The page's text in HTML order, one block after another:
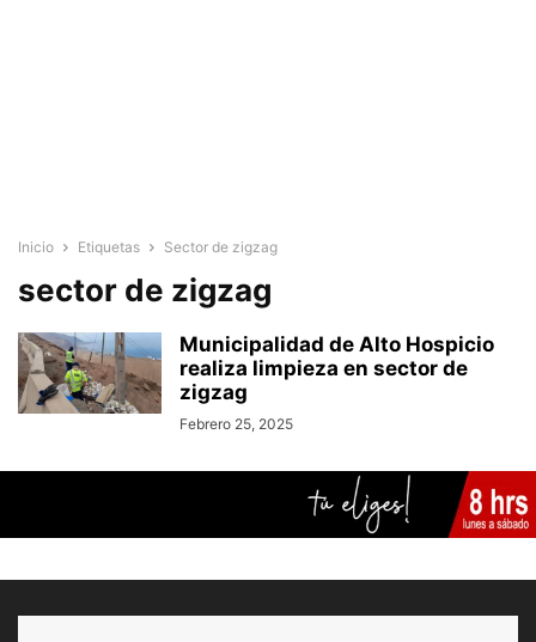
Inicio Etiquetas Sector de zigzag
sector de zigzag
Municipalidad de Alto Hospicio
realiza limpieza en sector de
zigzag
Febrero 25, 2025